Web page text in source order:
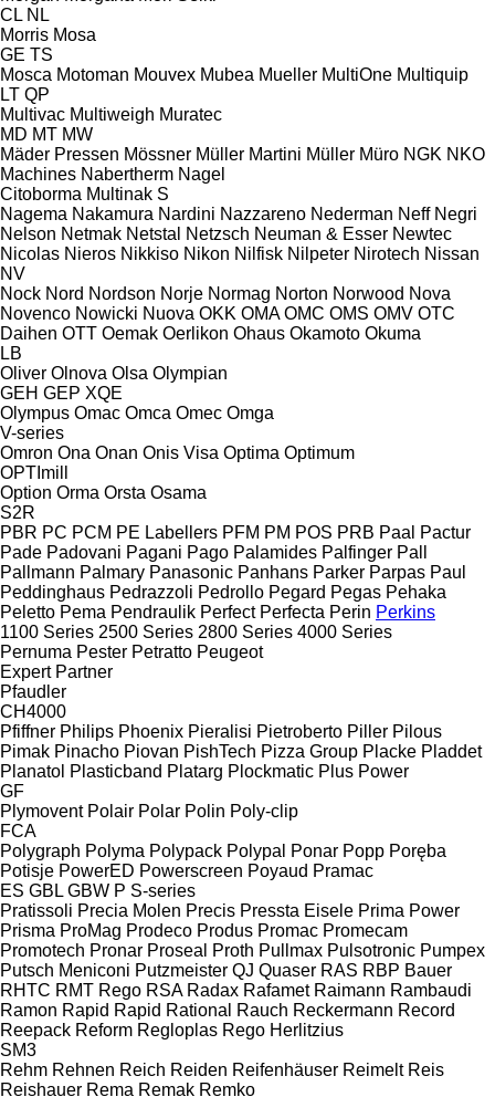
CL NL
Morris Mosa
GE TS
Mosca Motoman Mouvex Mubea Mueller MultiOne Multiquip
LT QP
Multivac Multiweigh Muratec
MD MT MW
Mäder Pressen Mössner Müller Martini Müller Müro NGK NKO
Machines Nabertherm Nagel
Citoborma Multinak S
Nagema Nakamura Nardini Nazzareno Nederman Neff Negri
Nelson Netmak Netstal Netzsch Neuman & Esser Newtec
Nicolas Nieros Nikkiso Nikon Nilfisk Nilpeter Nirotech Nissan
NV
Nock Nord Nordson Norje Normag Norton Norwood Nova
Novenco Nowicki Nuova OKK OMA OMC OMS OMV OTC
Daihen OTT Oemak Oerlikon Ohaus Okamoto Okuma
LB
Oliver Olnova Olsa Olympian
GEH GEP XQE
Olympus Omac Omca Omec Omga
V-series
Omron Ona Onan Onis Visa Optima Optimum
OPTImill
Option Orma Orsta Osama
S2R
PBR PC PCM PE Labellers PFM PM POS PRB Paal
Pactur
Pade Padovani Pagani Pago Palamides Palfinger Pall
Pallmann Palmary Panasonic Panhans Parker Parpas Paul
Peddinghaus Pedrazzoli Pedrollo Pegard Pegas Pehaka
Peletto Pema Pendraulik Perfect Perfecta Perin Perkins
1100 Series 2500 Series 2800 Series 4000 Series
Pernuma Pester Petratto Peugeot
Expert Partner
Pfaudler
CH4000
Pfiffner Philips Phoenix Pieralisi Pietroberto Piller Pilous
Pimak Pinacho Piovan PishTech Pizza Group Placke Pladdet
Planatol Plasticband Platarg Plockmatic Plus Power
GF
Plymovent Polair Polar Polin Poly-clip
FCA
Polygraph Polyma Polypack Polypal Ponar Popp Poręba
Potisje PowerED Powerscreen Poyaud Pramac
ES GBL GBW P S-series
Pratissoli Precia Molen Precis Pressta Eisele Prima Power
Prisma ProMag Prodeco Produs Promac Promecam
Promotech Pronar Proseal Proth Pullmax Pulsotronic Pumpex
Putsch Meniconi Putzmeister QJ Quaser RAS RBP Bauer
RHTC RMT Rego RSA Radax Rafamet Raimann Rambaudi
Ramon Rapid Rapid Rational Rauch Reckermann Record
Reepack Reform Regloplas Rego Herlitzius
SM3
Rehm Rehnen Reich Reiden Reifenhäuser Reimelt Reis
Reishauer Rema Remak Remko